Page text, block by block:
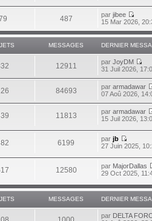
487 parjibee
15 Mar 2026,
MESSAGES DERNIER
12911 parJoyDM
31 Juil 2026,
84693 pararmadawar
07 Aoû 2026,
11813 pararmadawar
15 Juil 2026,
6199 parjb
27 Juin 2025,
12580 par MajorDallas
29 Oct 2025,
MESSAGES DERNIER
par DELTA